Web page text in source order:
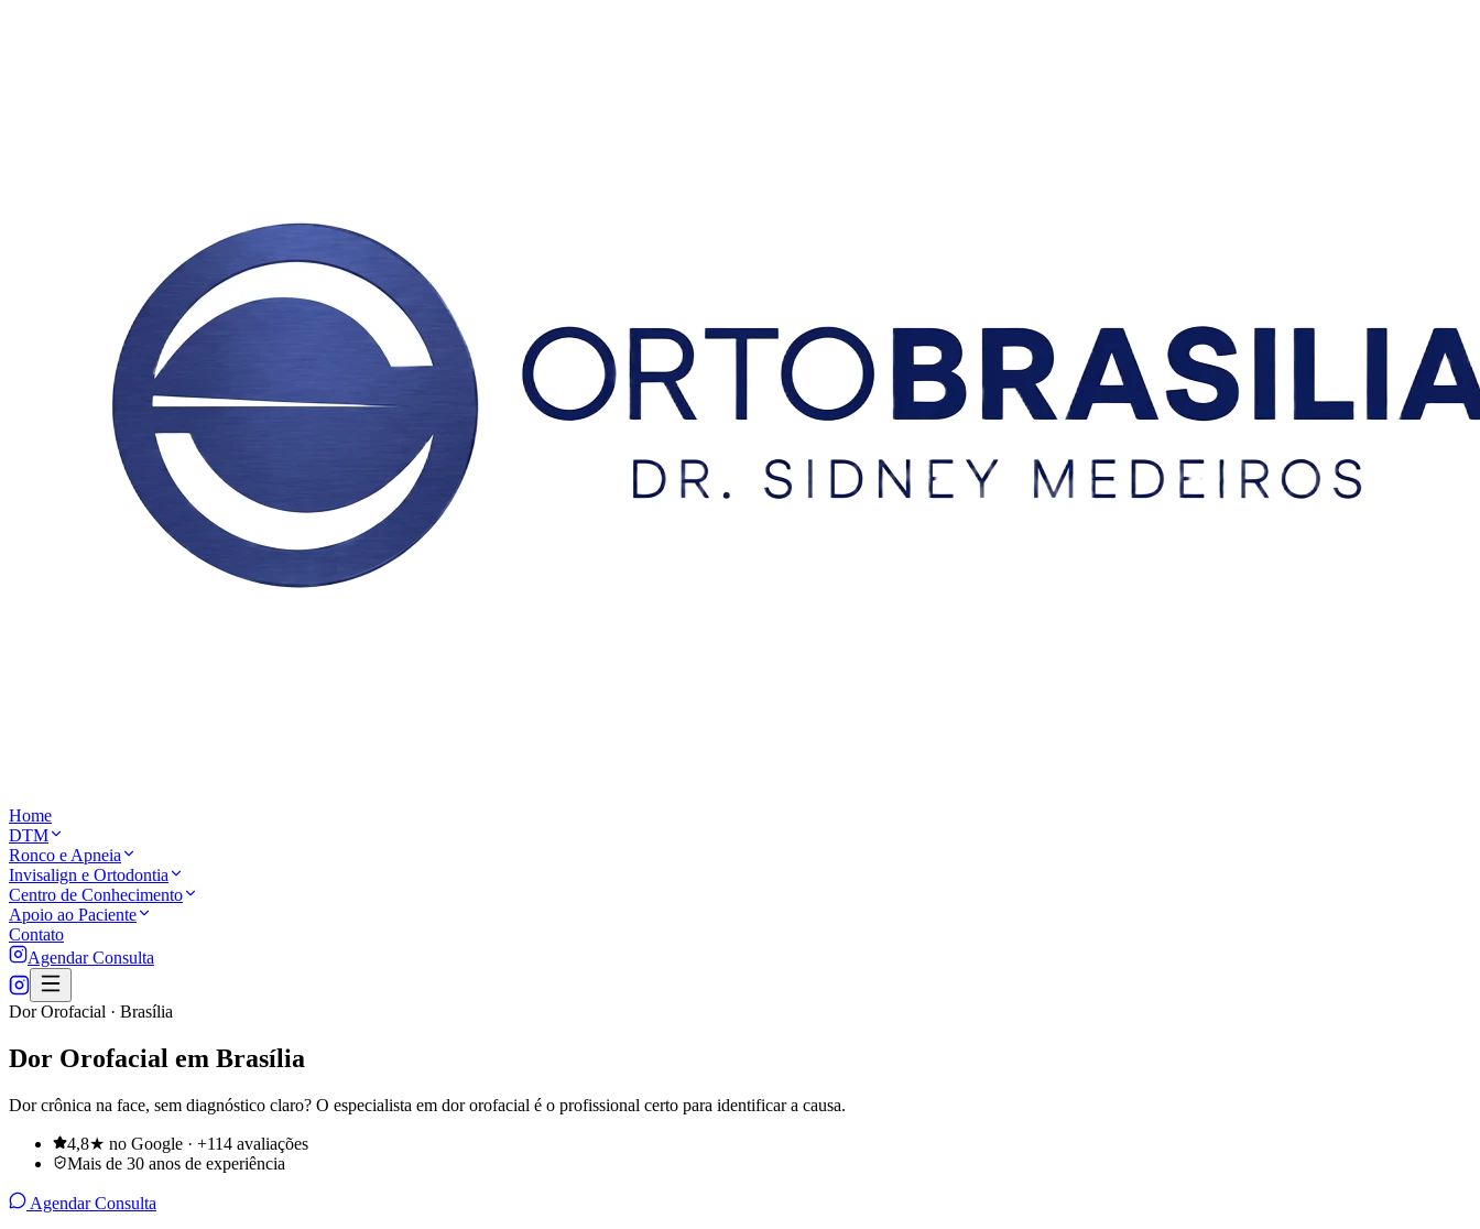
Home
DTM
Ronco e Apneia
Invisalign e Ortodontia
Centro de Conhecimento
Apoio ao Paciente
Contato
Agendar Consulta
Dor Orofacial · Brasília
Dor Orofacial em Brasília
Dor crônica na face, sem diagnóstico claro? O especialista em dor orofacial é o profissional certo para identificar a causa.
4,8★ no Google · +114 avaliações
Mais de 30 anos de experiência
Agendar Consulta